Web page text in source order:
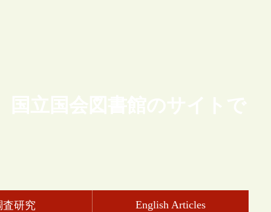
国立国会図書館のサイトで
査研究 English Articles